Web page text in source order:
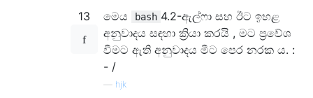
13 මෙය bash 4.2-ඇල්ෆා සහ ඊට ඉහළ
අනුවාදය සඳහා ක්‍රියා කරයි , මට ප්‍රවේශ
වීමට ඇති අනුවාදය මීට පෙර නරක ය. :
- /
hjk